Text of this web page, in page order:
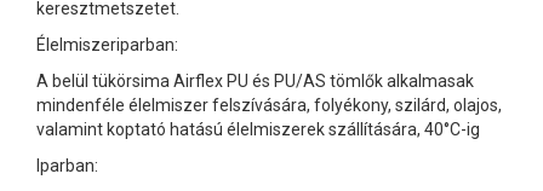
keresztmetszetet.
Élelmiszeriparban:
A belül tükörsima Airflex PU és PU/AS tömlők alkalmasak
mindenféle élelmiszer felszívására, folyékony, szilárd, olajos,
valamint koptató hatású élelmiszerek szállítására, 40°C-ig
Iparban: